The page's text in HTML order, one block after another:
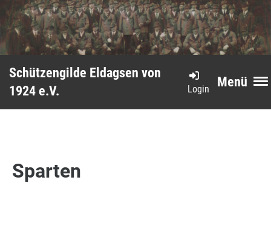
Menü
Login
Schützengilde Eldagsen von
1924 e.V.
Sparten